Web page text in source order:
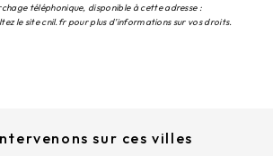
téléphonique, disponible à cette adresse :
le site cnil.fr pour plus d’informations sur vos droits.
sur ces villes